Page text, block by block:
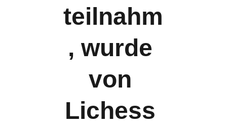
teilnahm
, wurde
von
Lichess